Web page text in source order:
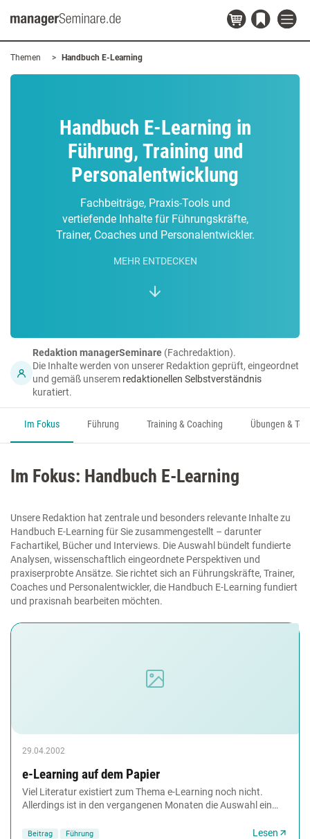
Themen Handbuch E-Learning
Handbuch E-Learning in
Führung, Training und
Personalentwicklung
Fachbeiträge, Praxis-Tools und
vertiefende Inhalte für Führungskräfte,
Trainer, Coaches und Personalentwickler.
MEHR ENTDECKEN
Redaktion managerSeminare (Fachredaktion).
Die Inhalte werden von unserer Redaktion geprüft, eingeordnet
und gemäß unserem redaktionellen Selbstverständnis
kuratiert.
Im Fokus Führung Training & Coaching Übungen &
Im Fokus: Handbuch E-Learning
Unsere Redaktion hat zentrale und besonders relevante Inhalte zu
Handbuch E-Learning für Sie zusammengestellt – darunter
Fachartikel, Bücher und Interviews. Die Auswahl bündelt fundierte
Analysen, wissenschaftlich eingeordnete Perspektiven und
praxiserprobte Ansätze. Sie richtet sich an Führungskräfte, Trainer,
Coaches und Personalentwickler, die Handbuch E-Learning fundiert
und praxisnah bearbeiten möchten.
29.04.2002
e-Learning auf dem Papier
Viel Literatur existiert zum Thema e-Learning noch nicht.
Allerdings ist in den vergangenen Monaten die Auswahl ein
Beitrag Führung Lesen